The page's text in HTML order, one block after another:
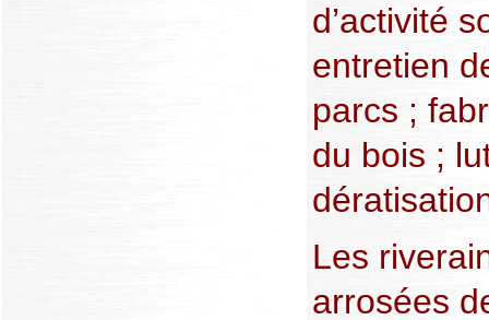
d’activité
entretien
parcs ;
du bois ;
Les
arrosées